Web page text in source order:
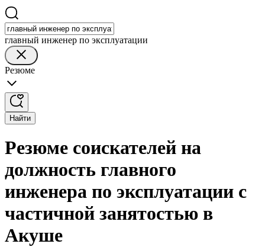
главный инженер по эксплуатации
Резюме
Найти
Резюме соискателей на
должность главного
инженера по эксплуатации с
частичной занятостью в
Акуше